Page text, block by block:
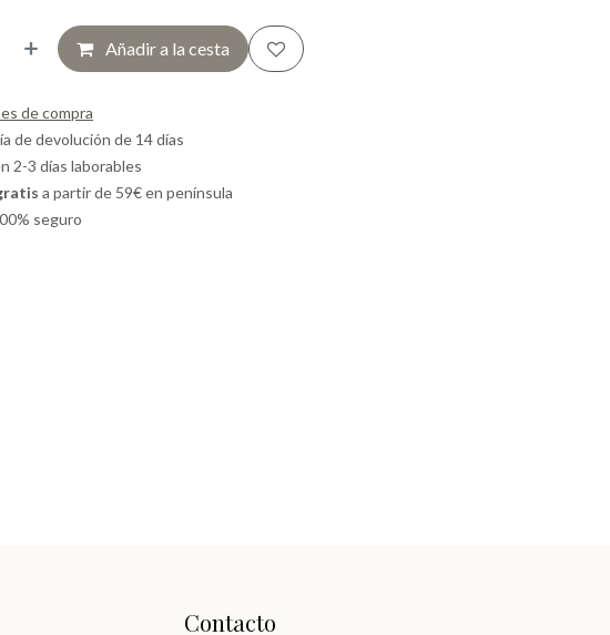
Añadir a la cesta
de compra
de devolución de 14 días
2-3 días laborables
a partir de 59€ en península
seguro
Contacto